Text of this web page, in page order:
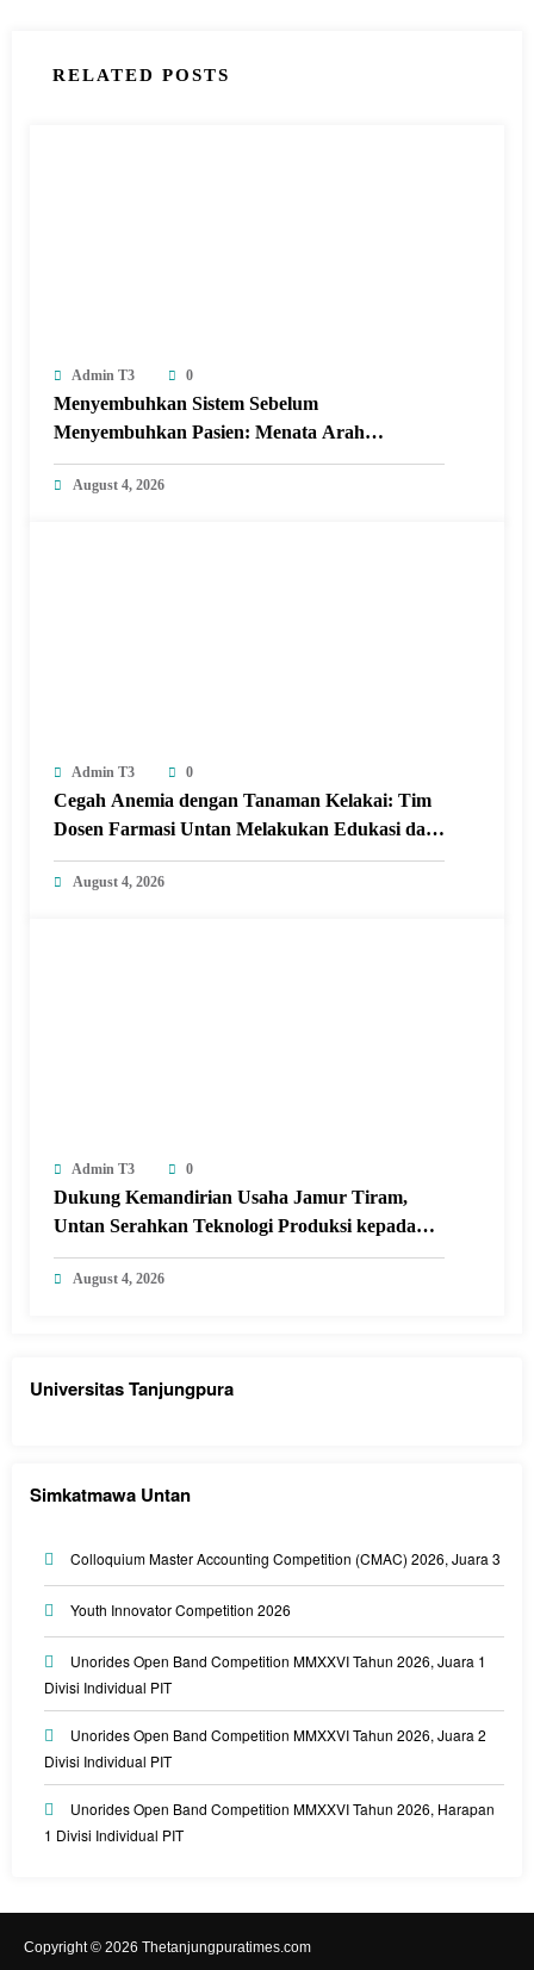
RELATED POSTS
Admin T3 0
Menyembuhkan Sistem Sebelum
Menyembuhkan Pasien: Menata Arah
Revitalisasi Rumah Sakit di Era Digital
August 4, 2026
Admin T3 0
Cegah Anemia dengan Tanaman Kelakai: Tim
Dosen Farmasi Untan Melakukan Edukasi dan
Pelatihan Pembuatan Minuman Herbal
Tanaman Kelakai di Posyandu Seroja Sungai
August 4, 2026
Admin T3 0
Dukung Kemandirian Usaha Jamur Tiram,
Untan Serahkan Teknologi Produksi kepada
Kelompok Tani Desa Arang Limbung
August 4, 2026
Universitas Tanjungpura
Simkatmawa Untan
Colloquium Master Accounting Competition (CMAC) 2026, Juara 3
Youth Innovator Competition 2026
Unorides Open Band Competition MMXXVI Tahun 2026, Juara 1
Divisi Individual PIT
Unorides Open Band Competition MMXXVI Tahun 2026, Juara 2
Divisi Individual PIT
Unorides Open Band Competition MMXXVI Tahun 2026, Harapan
1 Divisi Individual PIT
Copyright © 2026 Thetanjungpuratimes.com